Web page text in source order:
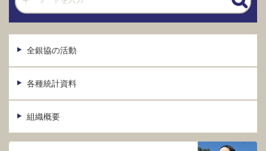
全銀協の活動
各種統計資料
組織概要